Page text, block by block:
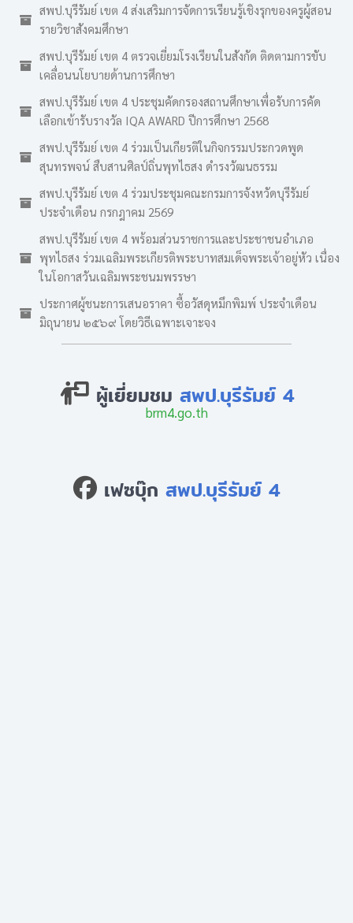
สพป.บุรีรัมย์ เขต 4 ส่งเสริมการจัดการเรียนรู้เชิงรุกของครูผู้สอน
รายวิชาสังคมศึกษา
สพป.บุรีรัมย์ เขต 4 ตรวจเยี่ยมโรงเรียนในสังกัด ติดตามการขับ
เคลื่อนนโยบายด้านการศึกษา
สพป.บุรีรัมย์ เขต 4 ประชุมคัดกรองสถานศึกษาเพื่อรับการคัด
เลือกเข้ารับรางวัล IQA AWARD ปีการศึกษา 2568
สพป.บุรีรัมย์ เขต 4 ร่วมเป็นเกียรติในกิจกรรมประกวดพูด
สุนทรพจน์ สืบสานศิลป์ถิ่นพุทไธสง ดำรงวัฒนธรรม
สพป.บุรีรัมย์ เขต 4 ร่วมประชุมคณะกรมการจังหวัดบุรีรัมย์
ประจำเดือน กรกฎาคม 2569
สพป.บุรีรัมย์ เขต 4 พร้อมส่วนราชการและประชาชนอำเภอ
พุทไธสง ร่วมเฉลิมพระเกียรติพระบาทสมเด็จพระเจ้าอยู่หัว เนื่อง
ในโอกาสวันเฉลิมพระชนมพรรษา
ประกาศผู้ชนะการเสนอราคา ซื้อวัสดุหมึกพิมพ์ ประจำเดือน
มิถุนายน ๒๕๖๙ โดยวิธีเฉพาะเจาะจง
ผู้เยี่ยมชม สพป.บุรีรัมย์ 4
brm4.go.th
เฟซบุ๊ก สพป.บุรีรัมย์ 4